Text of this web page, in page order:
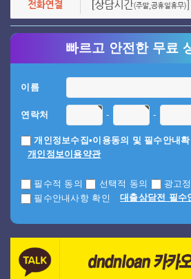
빠르고 안전한 무료
이름
연락처 - -
개인정보수집•이용동의 및 필수안내
개인정보이용약관
필수적 동의 선택적 동의
광고
필수안내사항 확인
대출상담전 필수